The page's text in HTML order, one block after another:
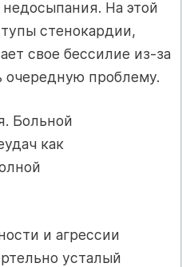
На этой
стенокардии,
свое бессилие из-за
проблему.
Больной
как
и агрессии
усталый